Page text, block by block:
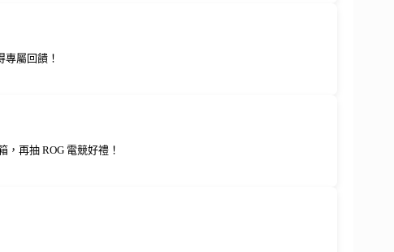
屬回饋！
再抽 ROG 電競好禮！